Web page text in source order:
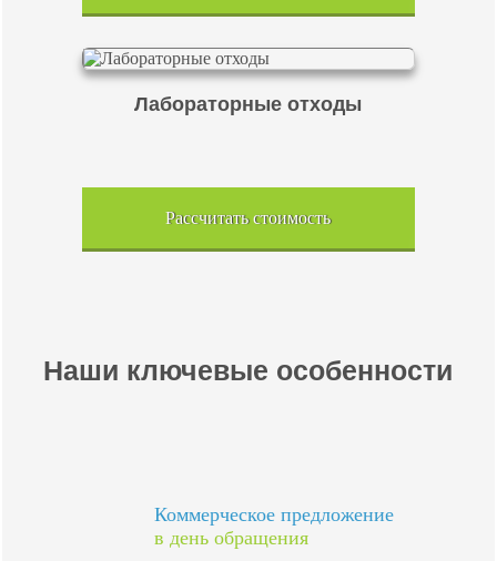
Лабораторные отходы
Рассчитать стоимость
Наши ключевые особенности
Коммерческое предложение
в день обращения